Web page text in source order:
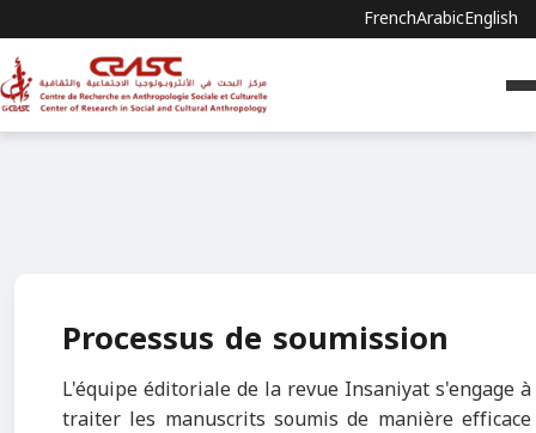
FrenchArabicEnglish
Processus de soumission
L'équipe éditoriale de la revue Insaniyat s'engage à
traiter les manuscrits soumis de manière efficace